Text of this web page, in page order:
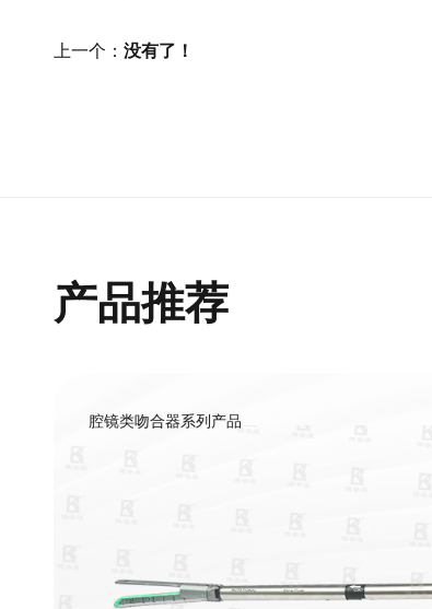
上一个： 没有了！
产品推荐
腔镜类吻合器系列产品